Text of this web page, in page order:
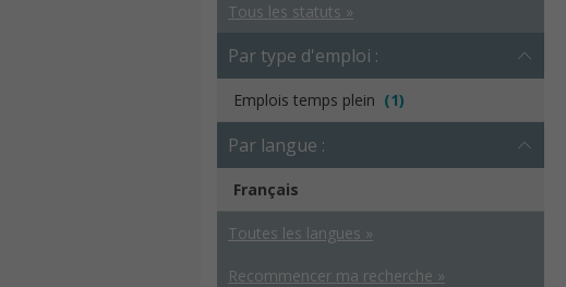
Tous les statuts »
Par type d'emploi :
Emplois temps plein (1)
Par langue :
Français
Toutes les langues »
Recommencer ma recherche »